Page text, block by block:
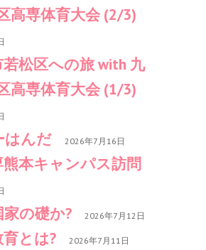
高専体育大会 (2/3)
松区への旅 with 九
高専体育大会 (1/3)
はんだ 2026年7月16日
本キャンパス訪問
の礎か? 2026年7月12日
とは? 2026年7月11日